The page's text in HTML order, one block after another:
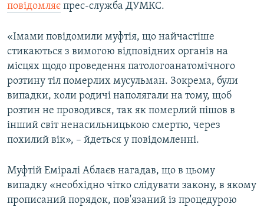
повідомляє прес-служба ДУМКС.
«Імами повідомили муфтія, що найчастіше
стикаються з вимогою відповідних органів на
місцях щодо проведення патологоанатомічного
розтину тіл померлих мусульман. Зокрема, були
випадки, коли родичі наполягали на тому, щоб
розтин не проводився, так як померлий пішов в
інший світ ненасильницькою смертю, через
похилий вік», – йдеться у повідомленні.
Муфтій Еміралі Аблаєв нагадав, що в цьому
випадку «необхідно чітко слідувати закону, в якому
прописаний порядок, пов'язаний із процедурою